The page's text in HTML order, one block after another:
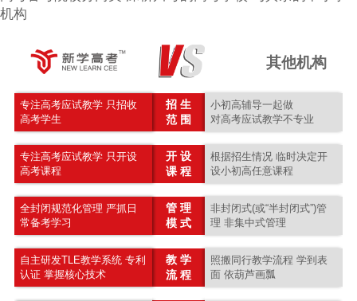
机构
其他机构
专注高考应试教学 只招收
高考学生
招 生
范 围
小初高辅导一起做
对高考应试教学不专业
专注高考应试教学 只开设
高考课程
开 设
课 程
根据招生情况 临时决定开
设小初高任意课程
全封闭规范化管理 严抓日
常备考学习
管 理
模 式
非封闭式(或“半封闭式”)管
理 非集中式管理
自主研发TLE教学系统 专利
认证 掌握核心技术
教 学
流 程
照搬同行教学流程 学到表
面 依葫芦画瓢